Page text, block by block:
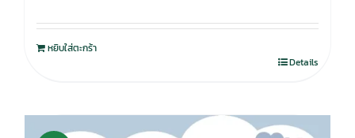
หยิบใส่ตะกร้า
Details